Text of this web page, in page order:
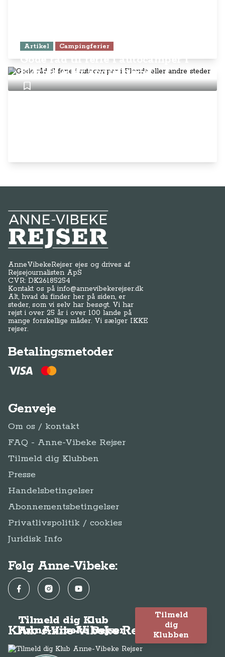
Artikel Campingferier
Gode råd til ferie i autocamper i
Florida eller andre steder
Anne-Vibeke Rejser
AnneVibekeRejser ejes og drives af
Rejsejournalisten ApS
CVR: DK26185254
Kontakt os påinfo@annevibekerejser.dk
Alt, hvad du finder her på siden, er
steder, som vi selv har besøgt. Vi har
rejst i over 25 år i over 100 lande på
mange forskellige måder. Vi sælger IKKE
rejser.
Betalingsmetoder
Genveje
Om os / kontakt
FAQ - Anne-Vibeke Rejser
Tilmeld dig Klubben
Presse
Handelsbetingelser
Abonnementsbetingelser
Privatlivspolitik / cookies
Juridisk Info
Følg Anne-Vibeke:
FacebookInstagramYouTube
Klub Anne-Vibeke Rejser
Tilmeld dig Klub
Anne-Vibeke Rejser
Tilmeld
dig
Klubben